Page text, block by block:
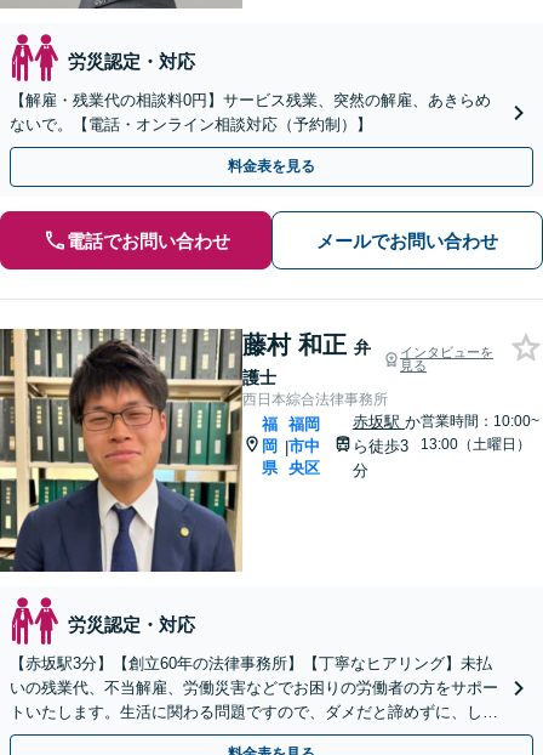
労災認定・対応
【解雇・残業代の相談料0円】サービス残業、突然の解雇、あきらめ
ないで。【電話・オンライン相談対応（予約制）】
料金表を見る
電話でお問い合わせ メールでお問い合わせ
藤村 和正 弁
護士
インタビューを
見る
西日本綜合法律事務所
福
岡
県
|
福岡
市中
央区
赤坂駅 か
ら徒歩3
分
営業時間：10:00~
13:00（土曜日）
労災認定・対応
【赤坂駅3分】【創立60年の法律事務所】【丁寧なヒアリング】未払
いの残業代、不当解雇、労働災害などでお困りの労働者の方をサポー
トいたします。生活に関わる問題ですので、ダメだと諦めずに、しっ
かりと労働者の権利を主張していきましょう。